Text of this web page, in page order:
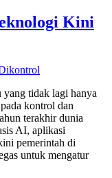
Kini
yang tidak lagi hanya
kontrol dan
terakhir dunia
AI, aplikasi
pemerintah di
untuk mengatur